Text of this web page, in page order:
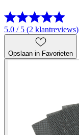
5.0 / 5 (2 klantreviews)
Opslaan in Favorieten